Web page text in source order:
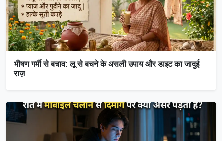
भीषण गर्मी से बचाव: लू से बचने के असली उपाय और डाइट का जादुई
राज़